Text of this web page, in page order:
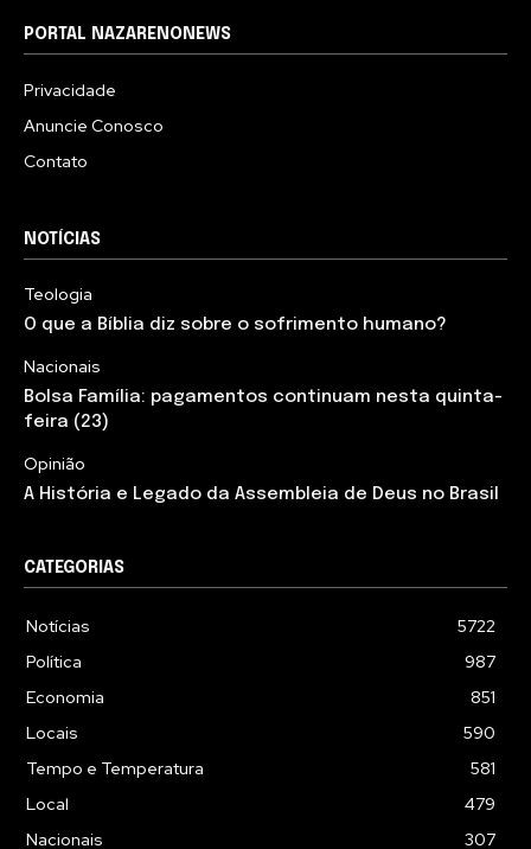
PORTAL NAZARENONEWS
Privacidade
Anuncie Conosco
Contato
NOTÍCIAS
Teologia
O que a Bíblia diz sobre o sofrimento humano?
Nacionais
Bolsa Família: pagamentos continuam nesta quinta-
feira (23)
Opinião
A História e Legado da Assembleia de Deus no Brasil
CATEGORIAS
Notícias
5722
Política
987
Economia
851
Locais
590
Tempo e Temperatura
581
Local
479
Nacionais
307